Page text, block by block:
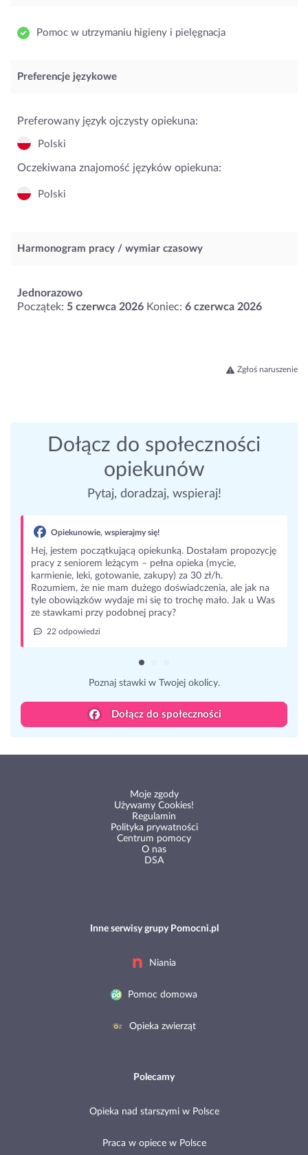
Pomoc w utrzymaniu higieny i pielęgnacja
Preferencje językowe
Preferowany język ojczysty opiekuna:
Polski
Oczekiwana znajomość języków opiekuna:
Polski
Harmonogram pracy / wymiar czasowy
Jednorazowo
Początek: 5 czerwca 2026 Koniec: 6 czerwca 2026
Zgłoś naruszenie
Dołącz do społeczności
opiekunów
Pytaj, doradzaj, wspieraj!
Opiekunowie, wspierajmy się!
Hej, jestem początkującą opiekunką. Dostałam propozycję
pracy z seniorem leżącym – pełna opieka (mycie,
karmienie, leki, gotowanie, zakupy) za 30 zł/h.
Rozumiem, że nie mam dużego doświadczenia, ale jak na
tyle obowiązków wydaje mi się to trochę mało. Jak u Was
ze stawkami przy podobnej pracy?
22 odpowiedzi
Poznaj stawki w Twojej okolicy.
Dołącz do społeczności
Moje zgody
Używamy Cookies!
Regulamin
Polityka prywatności
Centrum pomocy
O nas
DSA
Inne serwisy grupy Pomocni.pl
Niania
Pomoc domowa
Opieka zwierząt
Polecamy
Opieka nad starszymi w Polsce
Praca w opiece w Polsce